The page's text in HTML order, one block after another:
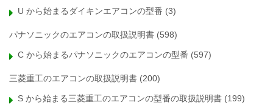
U から始まるダイキンエアコンの型番 (3)
パナソニックのエアコンの取扱説明書 (598)
C から始まるパナソニックのエアコンの型番 (597)
三菱重工のエアコンの取扱説明書 (200)
S から始まる三菱重工のエアコンの型番の取扱説明書 (199)